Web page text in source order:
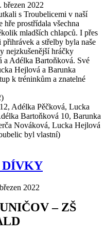
březen 2022
s Troubelicemi v naší
hře prostřídala všechna
mladších chlapců. I přes
a střelby byla naše
nejzkušenější hráčky
a Adélka Bartoňková. Své
Hejlová a Barunka
k tréninkům a znatelné
Adélka Pěčková, Lucka
Bartoňková 10, Barunka
Nováková, Lucka Hejlová
byl vlastní)
DÍVKY
2022
– ZŠ